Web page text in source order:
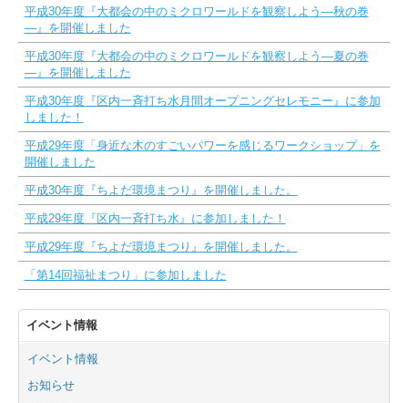
平成30年度『大都会の中のミクロワールドを観察しよう―秋の巻
―』を開催しました
平成30年度『大都会の中のミクロワールドを観察しよう―夏の巻
―』を開催しました
平成30年度『区内一斉打ち水月間オープニングセレモニー』に参加
しました！
平成29年度「身近な木のすごいパワーを感じるワークショップ」を
開催しました
平成30年度『ちよだ環境まつり』を開催しました。
平成29年度『区内一斉打ち水』に参加しました！
平成29年度『ちよだ環境まつり』を開催しました。
「第14回福祉まつり」に参加しました
イベント情報
イベント情報
お知らせ